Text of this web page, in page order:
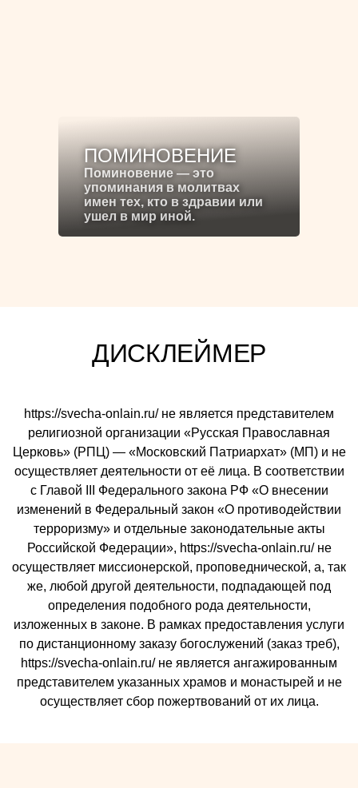
ПОМИНОВЕНИЕ
Поминовение — это
упоминания в молитвах
имен тех, кто в здравии или
ушел в мир иной.
ДИСКЛЕЙМЕР
https://svecha-onlain.ru/ не является представителем
религиозной организации «Русская Православная
Церковь» (РПЦ) — «Московский Патриархат» (МП) и не
осуществляет деятельности от её лица. В соответствии
с Главой III Федерального закона РФ «О внесении
изменений в Федеральный закон «О противодействии
терроризму» и отдельные законодательные акты
Российской Федерации», https://svecha-onlain.ru/ не
осуществляет миссионерской, проповеднической, а, так
же, любой другой деятельности, подпадающей под
определения подобного рода деятельности,
изложенных в законе. В рамках предоставления услуги
по дистанционному заказу богослужений (заказ треб),
https://svecha-onlain.ru/ не является ангажированным
представителем указанных храмов и монастырей и не
осуществляет сбор пожертвований от их лица.